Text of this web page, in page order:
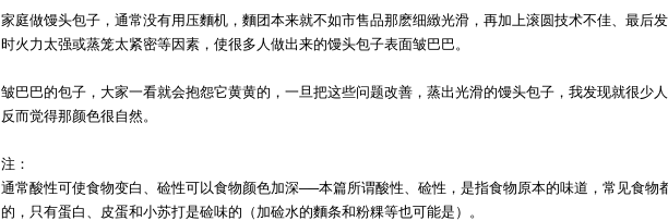
家庭做馒头包子，通常没有用压麵机，麵团本来就不如市售品那麽细緻光滑，再加上滚圆技术不佳、最后
时火力太强或蒸笼太紧密等因素，使很多人做出来的馒头包子表面皱巴巴。
皱巴巴的包子，大家一看就会抱怨它黄黄的，一旦把这些问题改善，蒸出光滑的馒头包子，我发现就很少人
反而觉得那颜色很自然。
注：
通常酸性可使食物变白、硷性可以食物颜色加深──本篇所谓酸性、硷性，是指食物原本的味道，常见食物
的，只有蛋白、皮蛋和小苏打是硷味的（加硷水的麵条和粉粿等也可能是）。